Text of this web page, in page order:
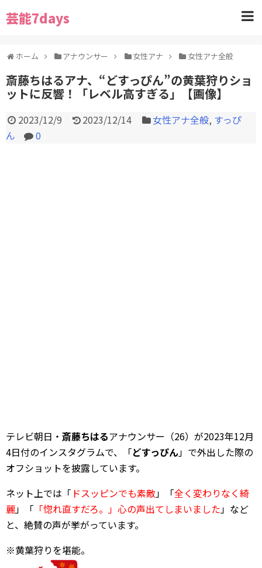
芸能7days
ホーム アナウンサー 女性アナ 女性アナ全般
斎藤ちはるアナ、“どすっぴん”の黄葉狩りショ
ットに反響！「レベル高すぎる」【画像】
2023/12/9 2023/12/14 女性アナ全般, すっぴ
ん
0
テレビ朝日・ 斎藤ちはるアナウンサー（26）が2023年12月
4日付のインスタグラムで、「どすっぴん」で外出した際の
オフショットを披露しています。
ネット上では「 ドスッピンでも素敵」「全く変わりなく綺
麗」「 「惚れ直すだろ。」心の声出てしまいました」など
と、絶賛の声が挙がっています。
※黄葉狩りを堪能。